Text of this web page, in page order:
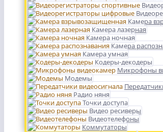
Камера
Камера лазерная
Камера ночная
Камера
Камера умная
Кодеры-декодеры
Микрофоны
Модемы
Радио няня
Точки доступа
Видео ресиверы
Видеотелефоны
Коммутаторы